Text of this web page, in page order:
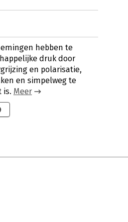
hebben te
druk door
en polarisatie,
en simpelweg te
is. Meer